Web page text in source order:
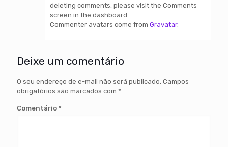
deleting comments, please visit the Comments
screen in the dashboard.
Commenter avatars come from Gravatar.
Deixe um comentário
O seu endereço de e-mail não será publicado. Campos
obrigatórios são marcados com *
Comentário *